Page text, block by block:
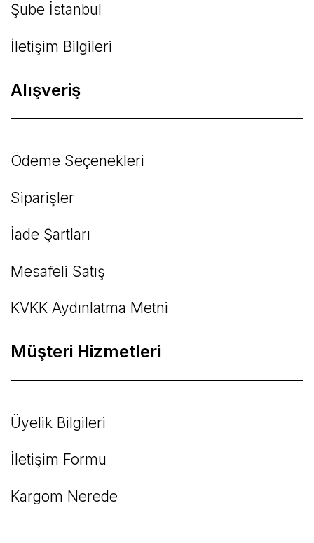
Şube İstanbul
İletişim Bilgileri
Alışveriş
Ödeme Seçenekleri
Siparişler
İade Şartları
Mesafeli Satış
KVKK Aydınlatma Metni
Müşteri Hizmetleri
Üyelik Bilgileri
İletişim Formu
Kargom Nerede